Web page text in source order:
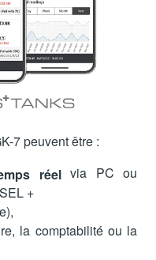
7 peuvent être :
réelvia PC ou
+
la comptabilité ou la